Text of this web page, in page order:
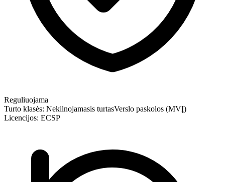
Reguliuojama
Turto klasės: Nekilnojamasis turtasVerslo paskolos (MVĮ)
Licencijos: ECSP